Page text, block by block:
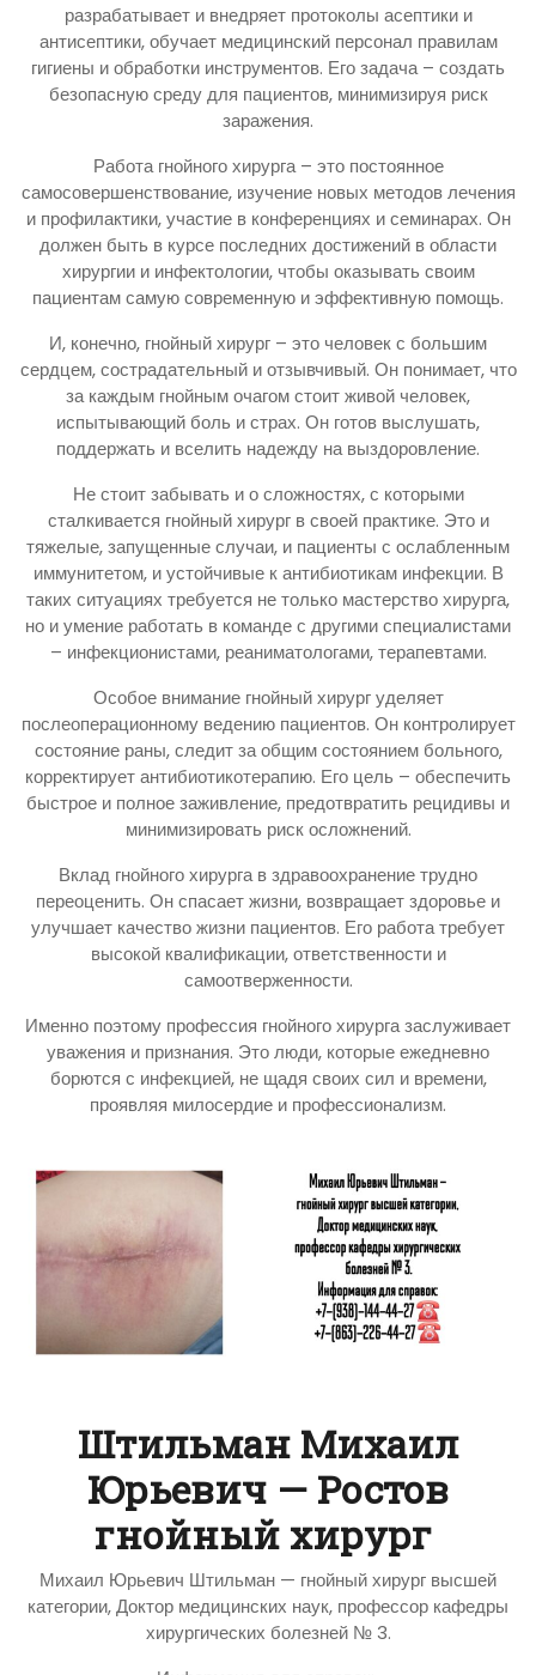
разрабатывает и внедряет протоколы асептики и
антисептики, обучает медицинский персонал правилам
гигиены и обработки инструментов. Его задача – создать
безопасную среду для пациентов, минимизируя риск
заражения.
Работа гнойного хирурга – это постоянное
самосовершенствование, изучение новых методов лечения
и профилактики, участие в конференциях и семинарах. Он
должен быть в курсе последних достижений в области
хирургии и инфектологии, чтобы оказывать своим
пациентам самую современную и эффективную помощь.
И, конечно, гнойный хирург – это человек с большим
сердцем, сострадательный и отзывчивый. Он понимает, что
за каждым гнойным очагом стоит живой человек,
испытывающий боль и страх. Он готов выслушать,
поддержать и вселить надежду на выздоровление.
Не стоит забывать и о сложностях, с которыми
сталкивается гнойный хирург в своей практике. Это и
тяжелые, запущенные случаи, и пациенты с ослабленным
иммунитетом, и устойчивые к антибиотикам инфекции. В
таких ситуациях требуется не только мастерство хирурга,
но и умение работать в команде с другими специалистами
– инфекционистами, реаниматологами, терапевтами.
Особое внимание гнойный хирург уделяет
послеоперационному ведению пациентов. Он контролирует
состояние раны, следит за общим состоянием больного,
корректирует антибиотикотерапию. Его цель – обеспечить
быстрое и полное заживление, предотвратить рецидивы и
минимизировать риск осложнений.
Вклад гнойного хирурга в здравоохранение трудно
переоценить. Он спасает жизни, возвращает здоровье и
улучшает качество жизни пациентов. Его работа требует
высокой квалификации, ответственности и
самоотверженности.
Именно поэтому профессия гнойного хирурга заслуживает
уважения и признания. Это люди, которые ежедневно
борются с инфекцией, не щадя своих сил и времени,
проявляя милосердие и профессионализм.
Штильман Михаил
Юрьевич — Ростов
гнойный хирург
Михаил Юрьевич Штильман — гнойный хирург высшей
категории, Доктор медицинских наук, профессор кафедры
хирургических болезней № 3.